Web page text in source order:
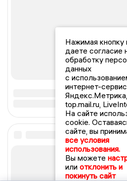
Нажимая кнопку
даете согласие
обработку
данных
с
интернет-
Яндекс.Метрика,
top.mail.ru,
На сайте
cookie.
сайте, вы
все условия
использования.
Вы можете
или отклонить и
покинуть сайт